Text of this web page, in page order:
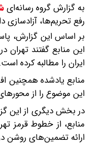
به گزارش گروه رسانه‌ای
رفع تحریم‌ها،
بر اساس این گزارش،
این منابع گفتند تهران
ایران را مطالبه کرده است.
منابع یادشده همچنین
این موضوع را از
در بخش دیگری از این
منابع، از خطوط قرمز
ارائه تضمین‌های روشن